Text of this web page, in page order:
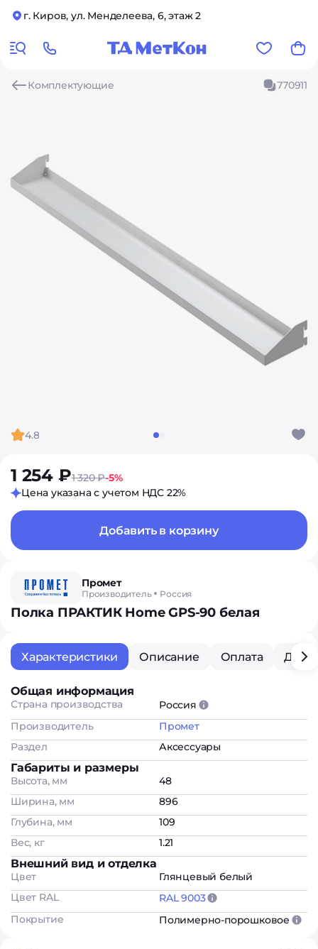
г. Киров, ул. Менделеева, 6, этаж 2
Комплектующие 770911
4.8
1 254 ₽1 320 ₽-5%
Цена указана с учетом НДС 22%
Добавить в корзину
Промет
Производитель Россия
Полка ПРАКТИК Home GPS-90 белая
Характеристики Описание Оплата
Общая информация
Страна производства
Россия
Производитель
Промет
Раздел
Аксессуары
Габариты и размеры
Высота, мм
48
Ширина, мм
896
Глубина, мм
109
Вес, кг
1.21
Внешний вид и отделка
Цвет
Глянцевый белый
Цвет RAL
RAL 9003
Покрытие
Полимерно-порошковое